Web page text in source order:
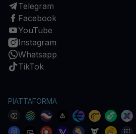
Telegram
Facebook
YouTube
Instagram
Whatsapp
TikTok
PIATTAFORMA